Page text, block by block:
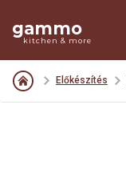
gammo
kitchen & more
Előkészítés